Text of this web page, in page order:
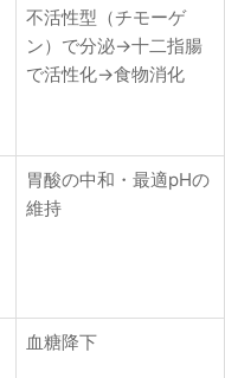
不活性型（チモーゲ
ン）で分泌→十二指腸
で活性化→食物消化
胃酸の中和・最適pHの
維持
血糖降下